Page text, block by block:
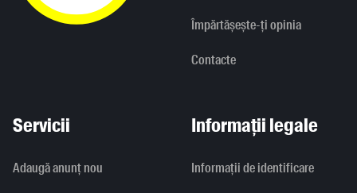
Împărtășește-ți opinia
Contacte
Servicii
Adaugă anunț nou
Informații legale
Informaţii de identificare